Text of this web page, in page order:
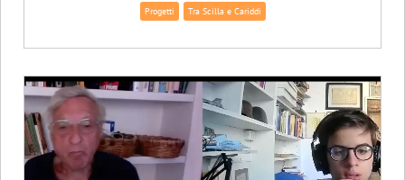
Progetti Tra Scilla e Cariddi